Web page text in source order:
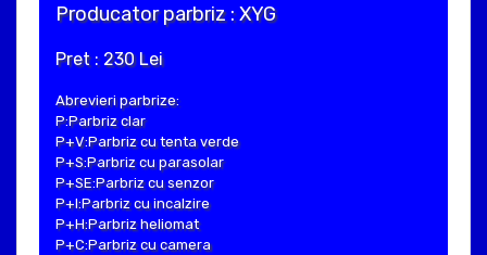
Producator parbriz : XYG
Pret : 230 Lei
Abrevieri parbrize:
P:Parbriz clar
P+V:Parbriz cu tenta verde
P+S:Parbriz cu parasolar
P+SE:Parbriz cu senzor
P+I:Parbriz cu incalzire
P+H:Parbriz heliomat
P+C:Parbriz cu camera